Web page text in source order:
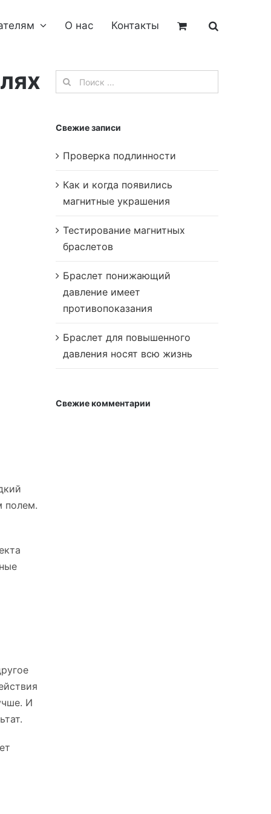
О нас Контакты
полем.
И
Результат
поиска:
Свежие записи
Проверка подлинности
Как и когда появились
магнитные украшения
Тестирование магнитных
браслетов
Браслет понижающий
давление имеет
противопоказания
Браслет для повышенного
давления носят всю жизнь
Свежие комментарии